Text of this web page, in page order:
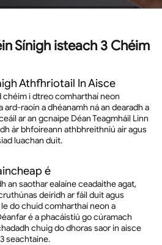
Sínigh isteach 3 Chéim
Athfhriotail In Aisce
chéim i dtreo comharthaí neon
ard-raoin a dhéanamh ná an dearadh a
ar an gcnaipe Déan Teagmháil Linn
ár bhfoireann athbhreithniú air agus
luachan duit.
é
an saothar ealaíne ceadaithe agat,
deiridh ar fáil duit agus
do chuid comharthaí neon a
é a phacáistiú go cúramach
chuig do dhoras saor in aisce
seachtaine.